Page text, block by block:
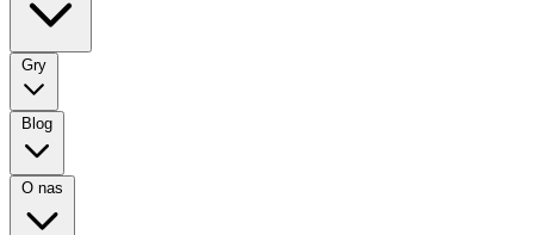
Gry
Blog
O nas